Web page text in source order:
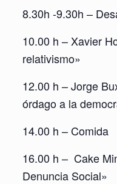
8.30h -9.30h –
10.00 h – Xavier
relativismo»
12.00 h – Jorge
órdago a la
14.00 h – Comida
16.00 h – Cake
Denuncia Social»